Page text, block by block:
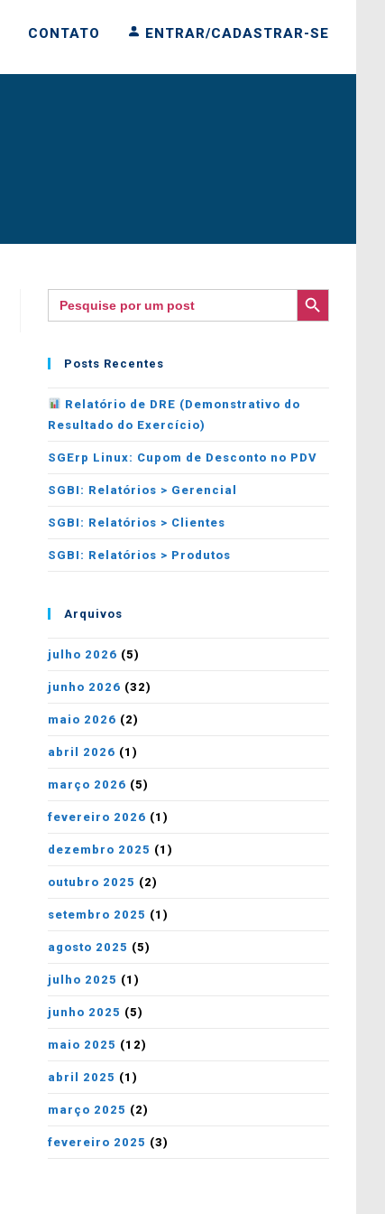
CONTATO ENTRAR/CADASTRAR-SE
Search
for:
SEARCH BUTTON
Posts Recentes
Relatório de DRE (Demonstrativo do
Resultado do Exercício)
SGErp Linux: Cupom de Desconto no PDV
SGBI: Relatórios > Gerencial
SGBI: Relatórios > Clientes
SGBI: Relatórios > Produtos
Arquivos
julho 2026 (5)
junho 2026 (32)
maio 2026 (2)
abril 2026 (1)
março 2026 (5)
fevereiro 2026 (1)
dezembro 2025 (1)
outubro 2025 (2)
setembro 2025 (1)
agosto 2025 (5)
julho 2025 (1)
junho 2025 (5)
maio 2025 (12)
abril 2025 (1)
março 2025 (2)
fevereiro 2025 (3)